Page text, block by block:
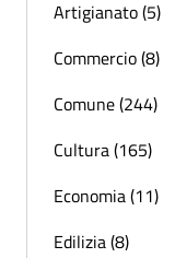
Artigianato (5)
Commercio (8)
Comune (244)
Cultura (165)
Economia (11)
Edilizia (8)